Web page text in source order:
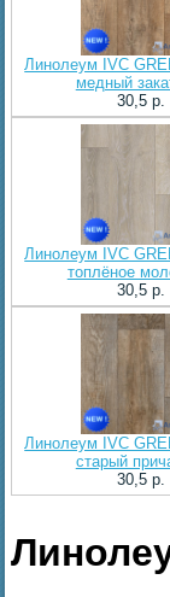
Линолеум IVC
медный
30,5 p.
Линолеум IVC
топлёное
30,5 p.
Линолеум IVC
старый
30,5 p.